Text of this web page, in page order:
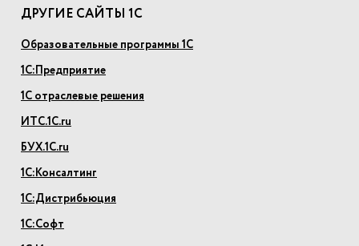
ДРУГИЕ САЙТЫ 1С
Образовательные программы 1С
1С:Предприятие
1С отраслевые решения
ИТС.1С.ru
БУХ.1С.ru
1С:Консалтинг
1С:Дистрибьюция
1С:Софт